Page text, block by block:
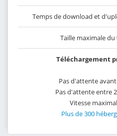
Temps de download et
Taille maximale
Téléchargement
Pas d'attente
Pas d'attente entre
Vitesse
Plus de 300